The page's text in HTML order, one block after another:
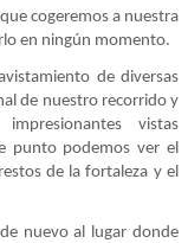
cogeremos a nuestra
en ningún momento.
de diversas
de nuestro recorrido y
vistas
punto podemos ver el
de la fortaleza y el
nuevo al lugar donde